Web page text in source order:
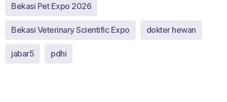
Bekasi Pet Expo 2026
Bekasi Veterinary Scientific Expo dokter hewan
jabar5 pdhi